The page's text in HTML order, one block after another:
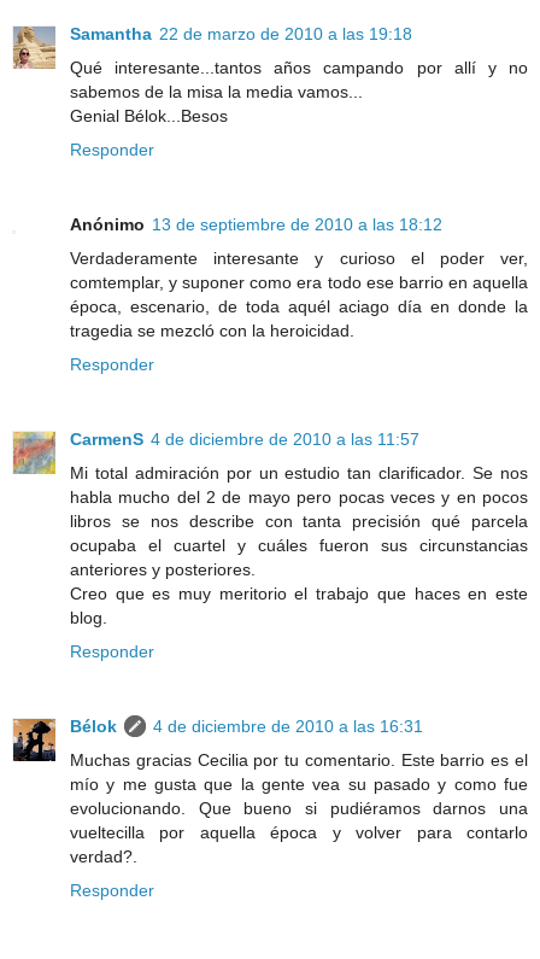
Samantha 22 de marzo de 2010 a las 19:18
Qué interesante...tantos años campando por allí y no
sabemos de la misa la media vamos...
Genial Bélok...Besos
Responder
Anónimo 13 de septiembre de 2010 a las 18:12
Verdaderamente interesante y curioso el poder ver,
comtemplar, y suponer como era todo ese barrio en aquella
época, escenario, de toda aquél aciago día en donde la
tragedia se mezcló con la heroicidad.
Responder
CarmenS 4 de diciembre de 2010 a las 11:57
Mi total admiración por un estudio tan clarificador. Se nos
habla mucho del 2 de mayo pero pocas veces y en pocos
libros se nos describe con tanta precisión qué parcela
ocupaba el cuartel y cuáles fueron sus circunstancias
anteriores y posteriores.
Creo que es muy meritorio el trabajo que haces en este
blog.
Responder
Bélok
4 de diciembre de 2010 a las 16:31
Muchas gracias Cecilia por tu comentario. Este barrio es el
mío y me gusta que la gente vea su pasado y como fue
evolucionando. Que bueno si pudiéramos darnos una
vueltecilla por aquella época y volver para contarlo
verdad?.
Responder